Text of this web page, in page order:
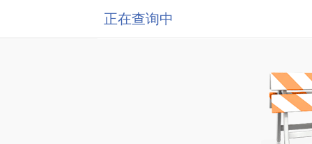
正在查询中